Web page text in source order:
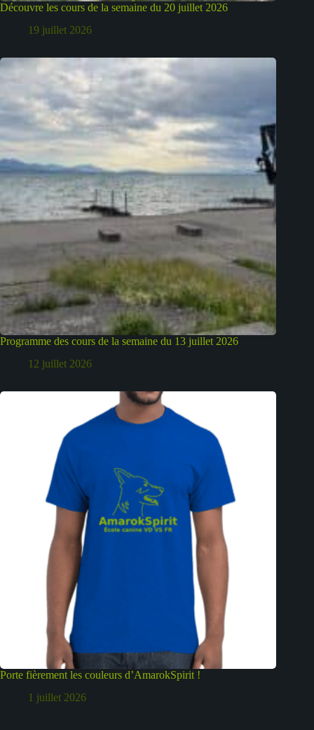
Découvre les cours de la semaine du 20 juillet 2026
19 juillet 2026
Programme des cours de la semaine du 13 juillet 2026
12 juillet 2026
Porte fièrement les couleurs d’AmarokSpirit !
1 juillet 2026